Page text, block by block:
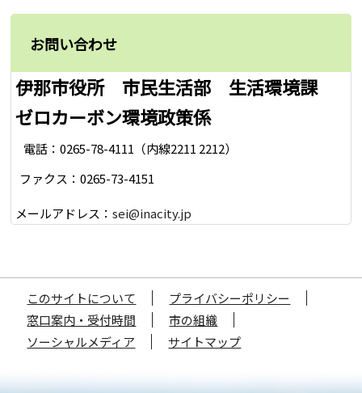
お問い合わせ
伊那市役所 市民生活部 生活環境課
ゼロカーボン環境政策係
電話：0265-78-4111（内線2211 2212）
ファクス：0265-73-4151
メールアドレス：sei@inacity.jp
このサイトについて
プライバシーポリシー
窓口案内・受付時間
市の組織
ソーシャルメディア
サイトマップ